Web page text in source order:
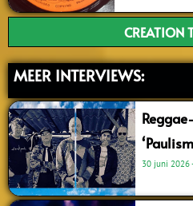
CREATION
MEER INTERVIEWS:
30 juni 2026